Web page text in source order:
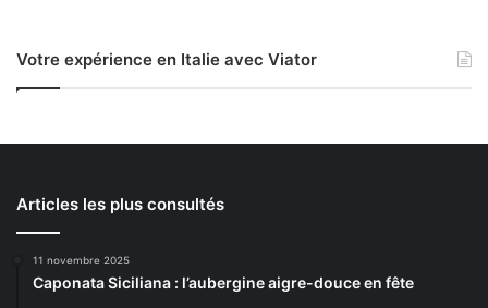
Votre expérience en Italie avec Viator
Articles les plus consultés
11 novembre 2025
Caponata Siciliana : l’aubergine aigre-douce en fête